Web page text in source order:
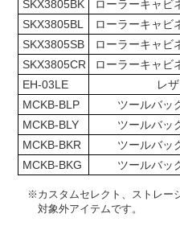
SKX3805BK ローラーキャビ
SKX3805BL
ローラーキャビ
SKX3805SB
ローラーキャビ
SKX3805CR
ローラーキャビ
EH-03LE
レ
MCKB-BLP
ツールバッ
MCKB-BLY
ツールバッ
MCKB-BKR
ツールバッ
MCKB-BKG
ツールバッ
※カスタムセレクト、ストレー
対象外アイテムです。